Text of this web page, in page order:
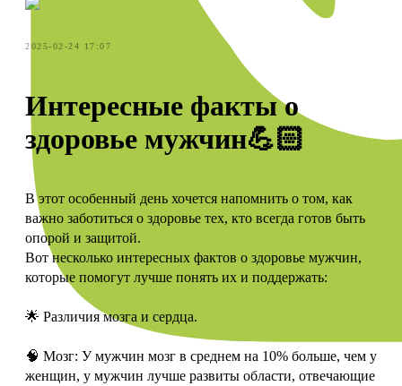
2025-02-24 17:07
Интересные факты о
здоровье мужчин💪🏻
В этот особенный день хочется напомнить о том, как
важно заботиться о здоровье тех, кто всегда готов быть
опорой и защитой.
Вот несколько интересных фактов о здоровье мужчин,
которые помогут лучше понять их и поддержать:
🌟 Различия мозга и сердца.
🧠 Мозг: У мужчин мозг в среднем на 10% больше, чем у
женщин, у мужчин лучше развиты области, отвечающие